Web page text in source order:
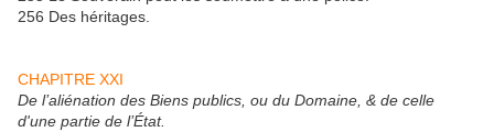
256 Des héritages.
CHAPITRE XXI
De l’aliénation des Biens publics, ou du Domaine, & de celle
d'une partie de l’État.